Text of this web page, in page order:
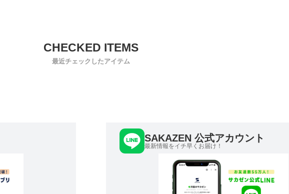
最近チェックしたアイテム
SAKAZEN 公式アカウント
最新情報をイチ早くお届け！